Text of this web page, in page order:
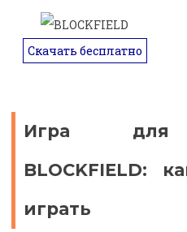
Скачать бесплатно
Игра для
BLOCKFIELD:
играть